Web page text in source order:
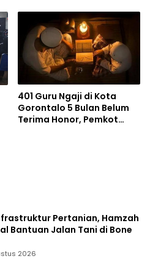
401 Guru Ngaji di Kota
Gorontalo 5 Bulan Belum
Terima Honor, Pemkot
Pertanian, Hamzah
Bantuan Jalan Tani di Bone
2026